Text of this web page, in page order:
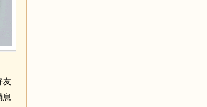
友
息